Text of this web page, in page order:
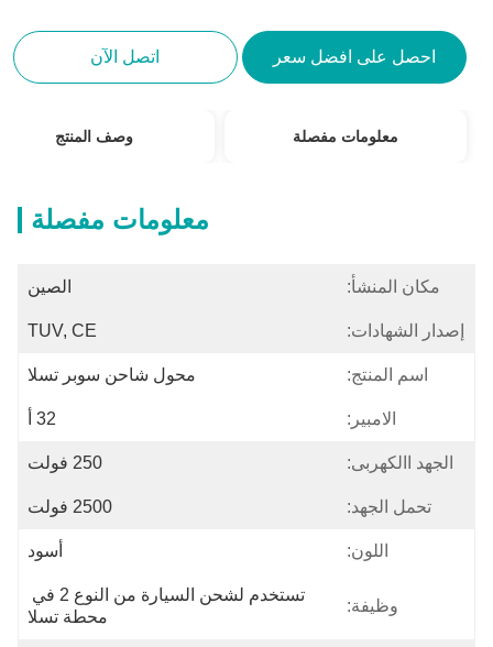
احصل على افضل سعر اتصل الآن
معلومات مفصلة وصف المنتج
معلومات مفصلة
مكان المنشأ: الصين
إصدار الشهادات: TUV, CE
اسم المنتج: محول شاحن سوبر تسلا
الامبير: 32 أ
الجهد االكهربى: 250 فولت
تحمل الجهد: 2500 فولت
اللون: أسود
وظيفة:
محطة تسلا